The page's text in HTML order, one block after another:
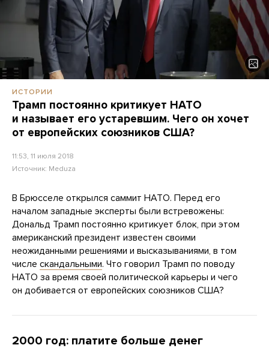
ИСТОРИИ
Трамп постоянно критикует НАТО
и называет его устаревшим. Чего он хочет
от европейских союзников США?
11:53, 11 июля 2018
Источник: Meduza
В Брюсселе открылся саммит НАТО. Перед его
началом западные эксперты были встревожены:
Дональд Трамп постоянно критикует блок, при этом
американский президент известен своими
неожиданными решениями и высказываниями, в том
числе скандальными. Что говорил Трамп по поводу
НАТО за время своей политической карьеры и чего
он добивается от европейских союзников США?
2000 год: платите больше денег